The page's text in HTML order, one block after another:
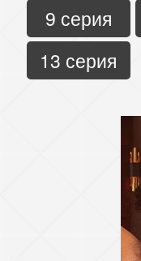
9 серия
13 серия